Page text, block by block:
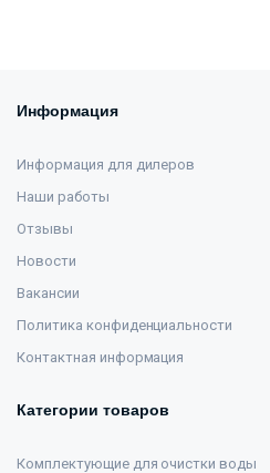
Информация
Информация для дилеров
Наши работы
Отзывы
Новости
Вакансии
Политика конфиденциальности
Контактная информация
Категории товаров
Комплектующие для очистки воды